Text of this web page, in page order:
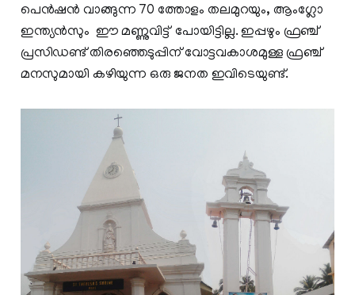
പെൻഷൻ വാങ്ങുന്ന 70 ത്തോളം തലമുറയും, ആംഗ്ലോ
ഇന്ത്യൻസും ഈ മണ്ണുവിട്ട് പോയിട്ടില്ല. ഇപ്പഴും ഫ്രഞ്ച്
പ്രസിഡണ്ട് തിരഞ്ഞെടുപ്പിന് വോട്ടവകാശമുള്ള ഫ്രഞ്ച്
മനസുമായി കഴിയുന്ന ഒരു ജനത ഇവിടെയുണ്ട്.